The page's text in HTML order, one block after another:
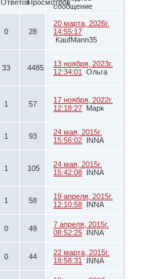
ОтветовПросмотровсообщение
0 28
20 марта, 2026г.
14:55:17
KaufMann35
33 4485
13 ноября, 2023г.
12:34:01
Ольга
1 57
17 ноября, 2022г.
12:18:27 Марк
1 93
24 мая, 2015г.
15:56:02 INNA
1 105
24 мая, 2015г.
15:42:08 INNA
1 58
19 апреля, 2015г.
12:10:58 INNA
0 49
7 апреля, 2015г.
08:52:25 INNA
0 44
22 марта, 2015г.
18:58:31
INNA